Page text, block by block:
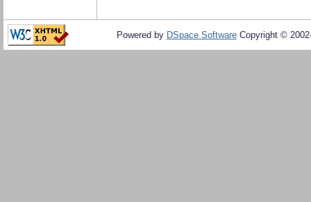
Powered by DSpace Software Copyright ©